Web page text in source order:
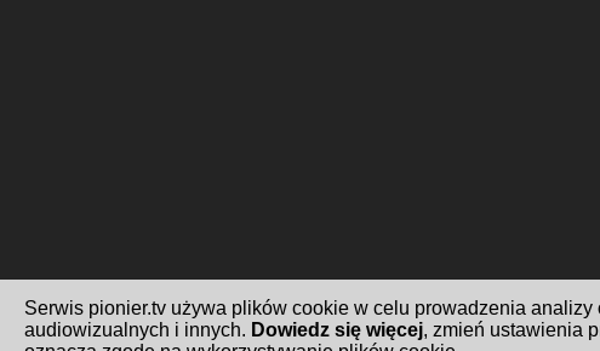
Serwis pionier.tv używa plików cookie w celu prowadzenia
audiowizualnych i innych. Dowiedz się więcej, zmień ustawienia